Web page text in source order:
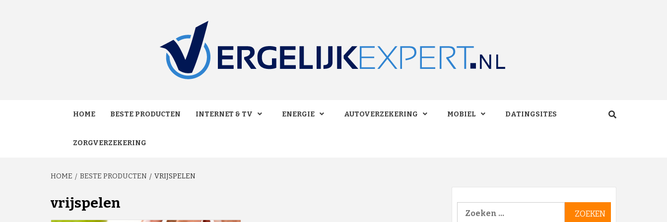
VERGELIJKEXPERT.NL
HOME BESTE PRODUCTEN INTERNET & TV ENERGIE AUTOVERZEKERING MOBIEL DATINGSITES
ZORGVERZEKERING
HOME BESTE PRODUCTEN VRIJSPELEN
vrijspelen
Zoeken
naar: